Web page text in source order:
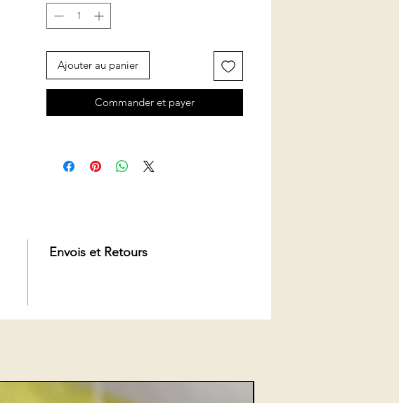
Ajouter au panier
Commander et payer
Envois et Retours